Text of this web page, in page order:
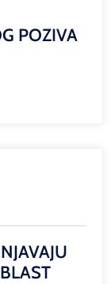
POZIVA